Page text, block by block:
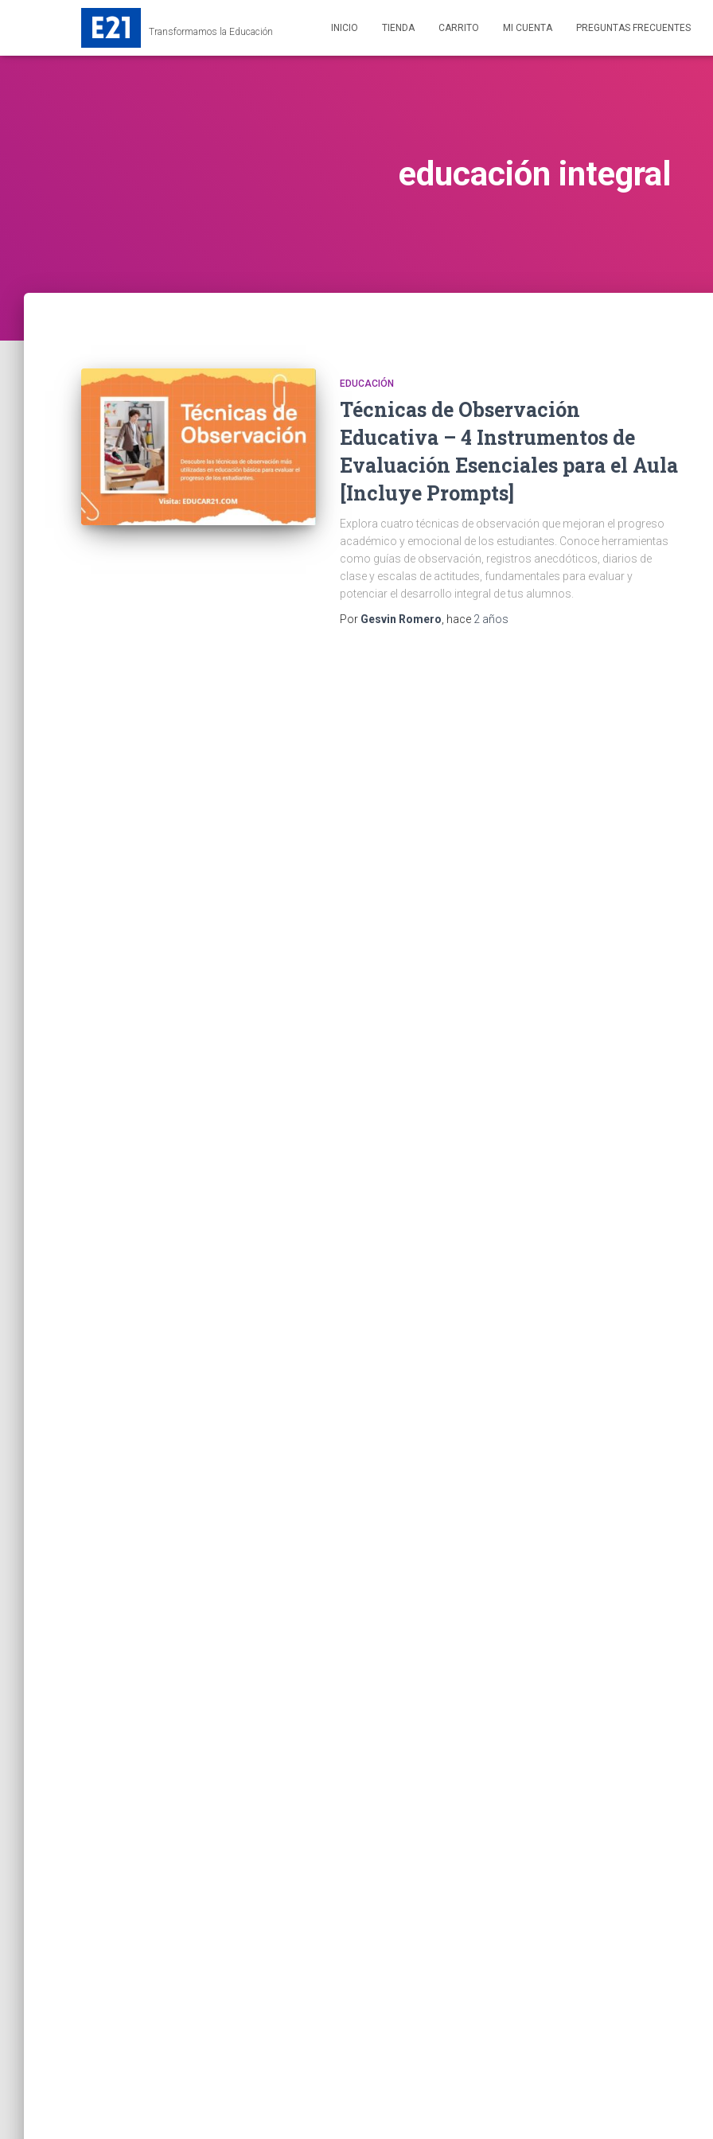
Transformamos la Educación INICIO TIENDA CARRITO MI CUENTA PREGUNTAS FRECUENTES
educación integral
EDUCACIÓN
Técnicas de Observación
Educativa – 4 Instrumentos de
Evaluación Esenciales para el Aula
[Incluye Prompts]
Explora cuatro técnicas de observación que mejoran el progreso
académico y emocional de los estudiantes. Conoce herramientas
como guías de observación, registros anecdóticos, diarios de
clase y escalas de actitudes, fundamentales para evaluar y
potenciar el desarrollo integral de tus alumnos.
Por Gesvin Romero , hace 2 años